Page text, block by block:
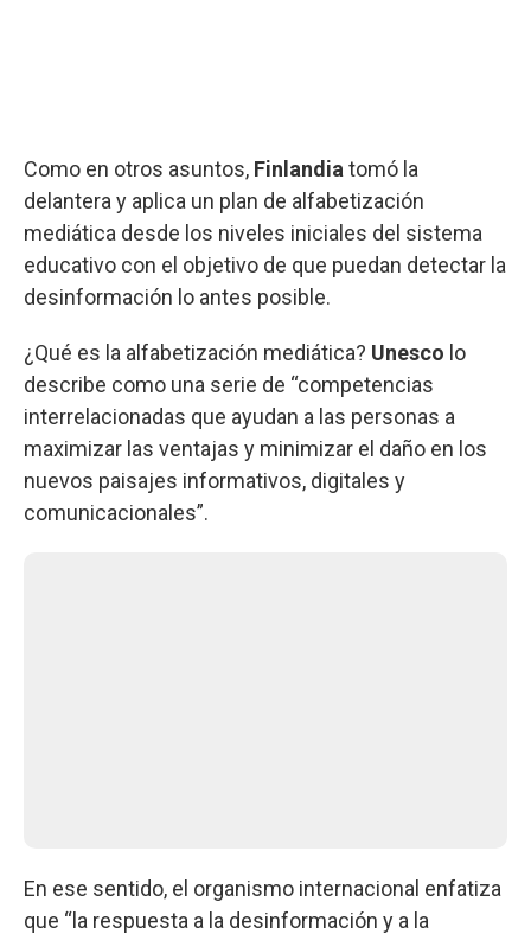
Como en otros asuntos, Finlandia tomó la
delantera y aplica un plan de alfabetización
mediática desde los niveles iniciales del sistema
educativo con el objetivo de que puedan detectar la
desinformación lo antes posible.
¿Qué es la alfabetización mediática? Unesco lo
describe como una serie de “competencias
interrelacionadas que ayudan a las personas a
maximizar las ventajas y minimizar el daño en los
nuevos paisajes informativos, digitales y
comunicacionales”.
En ese sentido, el organismo internacional enfatiza
que “la respuesta a la desinformación y a la